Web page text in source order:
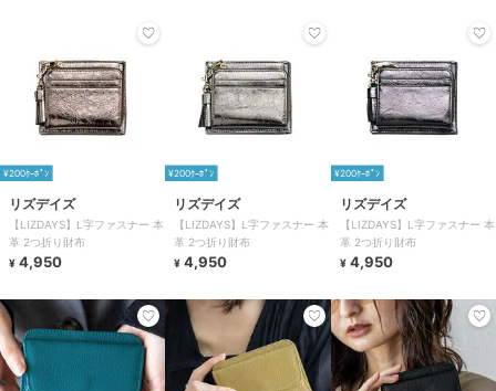
¥200ｸｰﾎﾟﾝ
リズデイズ
【LIZDAYS】L字ファスナー 本
革 2つ折り財布
¥ 4,950
¥200ｸｰﾎﾟﾝ
リズデイズ
【LIZDAYS】L字ファスナー 本
革 2つ折り財布
¥ 4,950
¥200ｸｰﾎﾟﾝ
リズデイズ
【LIZDAYS】L字ファスナー 本
革 2つ折り財布
¥ 4,950